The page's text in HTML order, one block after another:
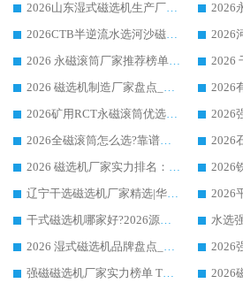
2026山东湿式磁选机生产厂家推荐：华体会手机网页版-华体会(中国) ，深耕磁电领域十余载
2026CTB半逆流水选河沙磁选机哪家好_华体会手机网页版-华体会(中国) _值得信赖
2026 永磁滚筒厂家推荐榜单：技术与实力双驱，华体会手机网页版-华体会(中国) 表现突出
2026 磁选机制造厂家盘点_华体会手机网页版-华体会(中国) _综合实力剖析
2026矿用RCT永磁滚筒优选厂家_华体会手机网页版-华体会(中国) 领衔靠谱品牌盘点
2026全磁滚筒怎么选?靠谱厂家推荐，口碑之选华体会手机网页版-华体会(中国)
2026 磁选机厂家实力排名：技术与实力双轮驱动，华体会手机网页版-华体会(中国) 领跑
辽宁干选磁选机厂家精选|华体会手机网页版-华体会(中国) 硬核实力领跑行业标杆
干式磁选机哪家好?2026源头厂家推荐_华体会手机网页版-华体会(中国) 强磁磁选机生产厂家
2026 湿式磁选机品牌盘点_华体会手机网页版-华体会(中国) _内行认可的靠谱厂家
强磁磁选机厂家实力榜单 TOP3：华体会手机网页版-华体会(中国) 稳居前列